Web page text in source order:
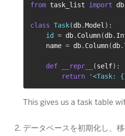
from task_list import db
class Task(db.Model ) :
id = db. Column(db.
    name
= db. Column(db.
def __repr__ (self) :
return
'<Task:
This gives us a task table
データベースを初期化し、移